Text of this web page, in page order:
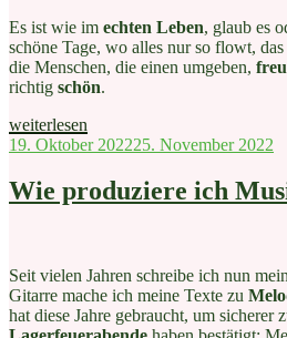
Es ist wie im echten Leben, glaub es
schöne Tage, wo alles nur so flowt,
die Menschen, die einen umgeben,
richtig schön.
„Warum
Vanlife
nervt!“
weiterlesen
Veröffentlicht
19. Oktober 202225. November 2022
Wie produziere ich
Seit vielen Jahren schreibe ich nun
Gitarre mache ich meine Texte zu
hat diese Jahre gebraucht, um sicherer